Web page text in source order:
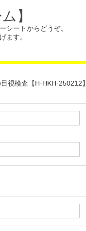
】
シートからどうぞ。
ます。
視検査【H-HKH-250212】